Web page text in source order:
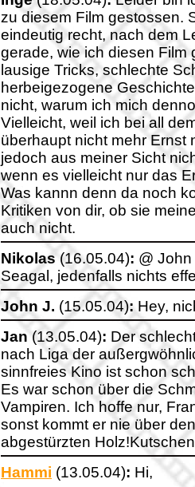
zu diesem Film gestossen.
eindeutig recht, nach dem
gerade, wie ich diesen Film
lausige Tricks, schlechte
herbeigezogene
nicht, warum ich mich
Vielleicht, weil ich bei all
überhaupt nicht mehr Ernst
jedoch aus meiner Sicht
wenn es vielleicht nur das
Was kannn denn da noch
Kritiken von dir, ob sie
auch nicht.
Nikolas(16.05.04): @
Seagal, jedenfalls nichts
John J. (15.05.04): Hey,
Jan(13.05.04): Der
nach Liga der
sinnfreies Kino ist schon
Es war schon über die
Vampiren. Ich hoffe nur,
sonst kommt er nie über
abgestürzten
Hammi (13.05.04): Hi,